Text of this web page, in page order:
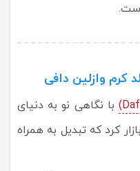
کرم وازلین دافی
با نگاهی نو به دنیای
کرد که تبدیل به همراه